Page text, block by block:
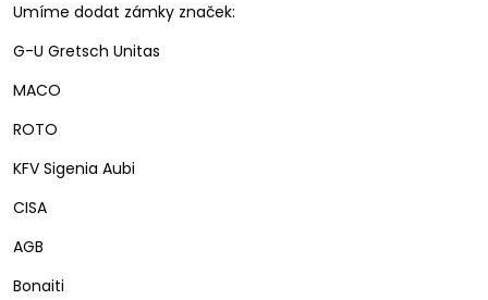
Umíme dodat zámky značek:
G-U Gretsch Unitas
MACO
ROTO
KFV Sigenia Aubi
CISA
AGB
Bonaiti